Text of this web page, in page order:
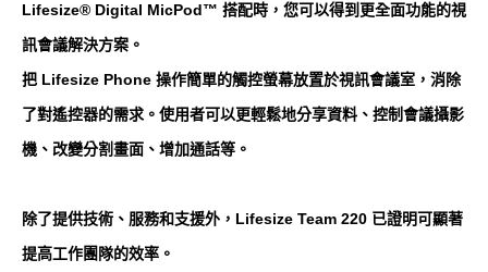
Lifesize® Digital MicPod™ 搭配時，您可以得到更全面功能的視
訊會議解決方案。
把 Lifesize Phone 操作簡單的觸控螢幕放置於視訊會議室，消除
了對遙控器的需求。使用者可以更輕鬆地分享資料、控制會議攝影
機、改變分割畫面、增加通話等。
除了提供技術、服務和支援外，Lifesize Team 220 已證明可顯著
提高工作團隊的效率。